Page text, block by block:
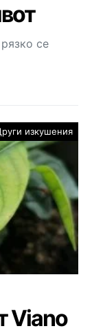
се
изкушения
Viano